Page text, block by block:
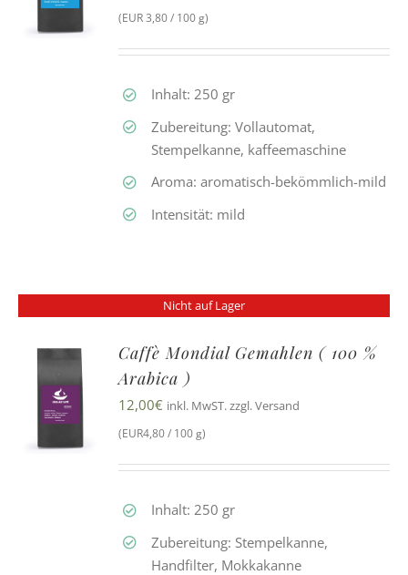
(EUR 3,80 / 100 g)
Inhalt: 250 gr
Zubereitung: Vollautomat,
Stempelkanne, kaffeemaschine
Aroma: aromatisch-bekömmlich-mild
Intensität: mild
Nicht auf Lager
Caffè Mondial Gemahlen ( 100 %
Arabica )
12,00€ inkl. MwST. zzgl. Versand
(EUR4,80 / 100 g)
Inhalt: 250 gr
Zubereitung: Stempelkanne,
Handfilter, Mokkakanne